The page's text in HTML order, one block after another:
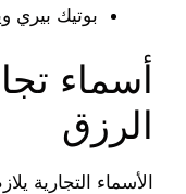
بوتيك بيري
أسماء
الرزق
الأسماء التجارية